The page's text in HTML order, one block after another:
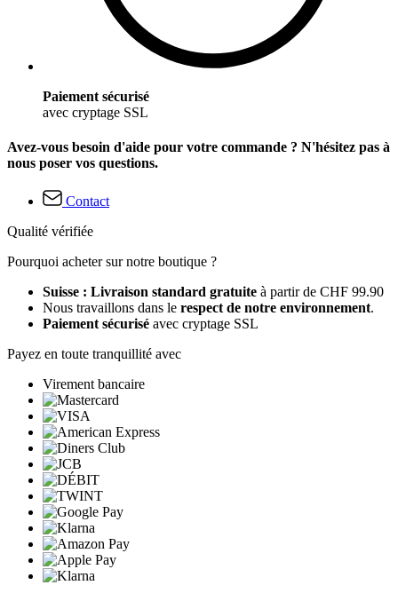
Paiement sécurisé
avec cryptage SSL
Avez-vous besoin d'aide pour votre commande ? N'hésitez pas à
nous poser vos questions.
Contact
Qualité vérifiée
Pourquoi acheter sur notre boutique ?
Suisse : Livraison standard gratuite à partir de CHF 99.90
Nous travaillons dans le respect de notre environnement.
Paiement sécurisé avec cryptage SSL
Payez en toute tranquillité avec
Virement bancaire